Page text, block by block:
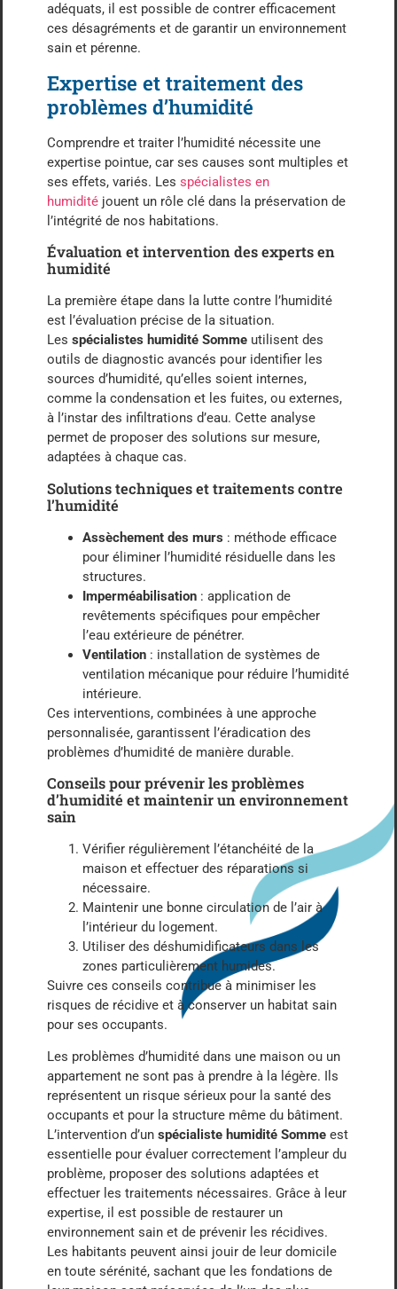
adéquats, il est possible de contrer efficacement
ces désagréments et de garantir un environnement
sain et pérenne.
Expertise et traitement des
problèmes d’humidité
Comprendre et traiter l’humidité nécessite une
expertise pointue, car ses causes sont multiples et
ses effets, variés. Les spécialistes en
humidité jouent un rôle clé dans la préservation de
l’intégrité de nos habitations.
Évaluation et intervention des experts en
humidité
La première étape dans la lutte contre l’humidité
est l’évaluation précise de la situation.
Les spécialistes humidité Somme utilisent des
outils de diagnostic avancés pour identifier les
sources d’humidité, qu’elles soient internes,
comme la condensation et les fuites, ou externes,
à l’instar des infiltrations d’eau. Cette analyse
permet de proposer des solutions sur mesure,
adaptées à chaque cas.
Solutions techniques et traitements contre
l’humidité
Assèchement des murs : méthode efficace
pour éliminer l’humidité résiduelle dans les
structures.
Imperméabilisation : application de
revêtements spécifiques pour empêcher
l’eau extérieure de pénétrer.
Ventilation : installation de systèmes de
ventilation mécanique pour réduire l’humidité
intérieure.
Ces interventions, combinées à une approche
personnalisée, garantissent l’éradication des
problèmes d’humidité de manière durable.
Conseils pour prévenir les problèmes
d’humidité et maintenir un environnement
sain
Vérifier régulièrement l’étanchéité de la
maison et effectuer des réparations si
nécessaire.
Maintenir une bonne circulation de l’air à
l’intérieur du logement.
Utiliser des déshumidificateurs dans les
zones particulièrement humides.
Suivre ces conseils contribue à minimiser les
risques de récidive et à conserver un habitat sain
pour ses occupants.
Les problèmes d’humidité dans une maison ou un
appartement ne sont pas à prendre à la légère. Ils
représentent un risque sérieux pour la santé des
occupants et pour la structure même du bâtiment.
L’intervention d’un spécialiste humidité Somme est
essentielle pour évaluer correctement l’ampleur du
problème, proposer des solutions adaptées et
effectuer les traitements nécessaires. Grâce à leur
expertise, il est possible de restaurer un
environnement sain et de prévenir les récidives.
Les habitants peuvent ainsi jouir de leur domicile
en toute sérénité, sachant que les fondations de